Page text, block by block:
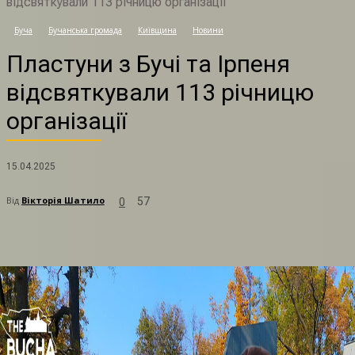
Буча Бучанська громада Київщина Новини
Пластуни з Бучі та Ірпеня
відсвяткували 113 річницю
організації
15.04.2025
Від Вікторія Шатило 0 57